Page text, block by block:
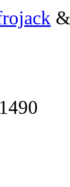
1490